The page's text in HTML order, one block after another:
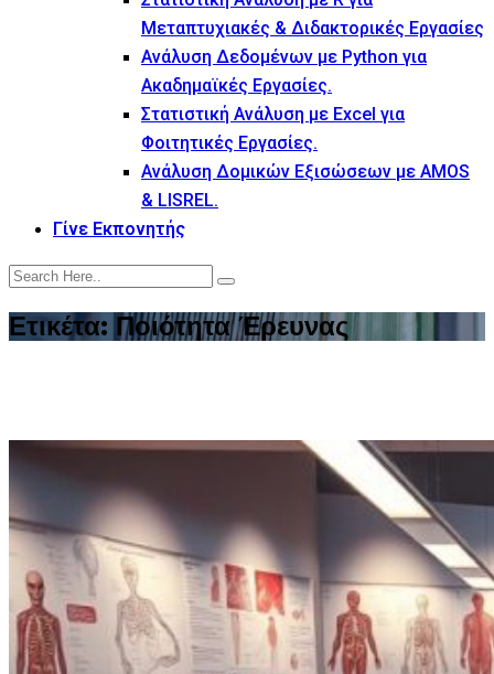
Μεταπτυχιακές & Διδακτορικές Εργασίες
Ανάλυση Δεδομένων με Python για
Ακαδημαϊκές Εργασίες.
Στατιστική Ανάλυση με Excel για
Φοιτητικές Εργασίες.
Ανάλυση Δομικών Εξισώσεων με AMOS
& LISREL.
Γίνε Εκπονητής
Ετικέτα: Ποιότητα Έρευνας